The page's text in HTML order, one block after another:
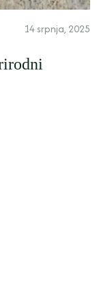
14 srpnja, 2025